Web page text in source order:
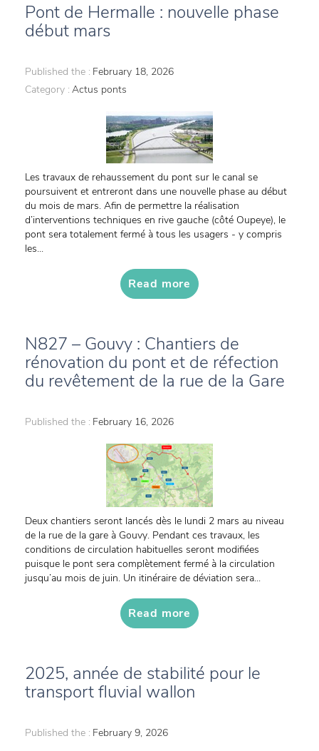
Pont de Hermalle : nouvelle phase
début mars
Published the : February 18, 2026
Category : Actus ponts
Les travaux de rehaussement du pont sur le canal se
poursuivent et entreront dans une nouvelle phase au début
du mois de mars. Afin de permettre la réalisation
d’interventions techniques en rive gauche (côté Oupeye), le
pont sera totalement fermé à tous les usagers - y compris
les...
Read more
N827 – Gouvy : Chantiers de
rénovation du pont et de réfection
du revêtement de la rue de la Gare
Published the : February 16, 2026
Deux chantiers seront lancés dès le lundi 2 mars au niveau
de la rue de la gare à Gouvy. Pendant ces travaux, les
conditions de circulation habituelles seront modifiées
puisque le pont sera complètement fermé à la circulation
jusqu’au mois de juin. Un itinéraire de déviation sera...
Read more
2025, année de stabilité pour le
transport fluvial wallon
Published the : February 9, 2026